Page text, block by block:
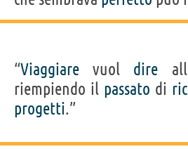
“Viaggiare vuol dire
riempiendo il passato di
progetti.”